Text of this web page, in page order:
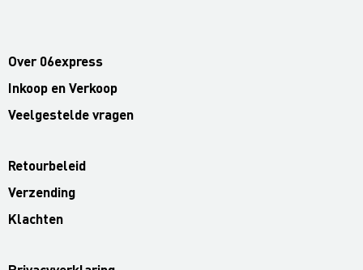
Over 06express
Inkoop en Verkoop
Veelgestelde vragen
Retourbeleid
Verzending
Klachten